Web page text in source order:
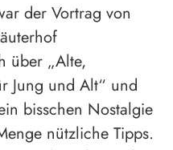
der Vortrag von
über „Alte,
Jung und Alt“ und
bisschen Nostalgie
nützliche Tipps.